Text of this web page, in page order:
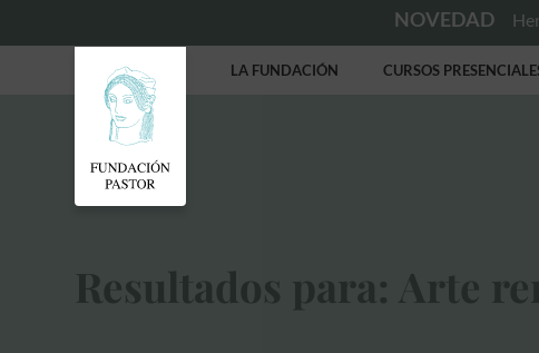
NOVEDAD
LA FUNDACIÓN CURSOS
Resultados para: Arte